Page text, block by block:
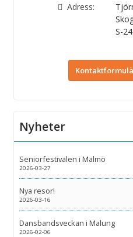
Adress:
S-
Nyheter
Seniorfestivalen i Malmö
2026-03-27
Nya resor!
2026-03-16
Dansbandsveckan i Malung
2026-02-06